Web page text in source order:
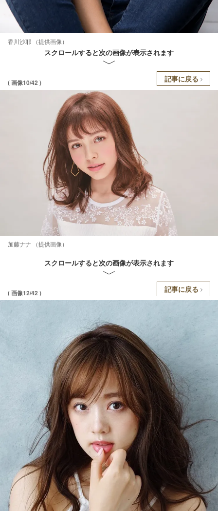
香川沙耶 （提供画像）
スクロールすると次の画像が表示されます
( 画像10/42 ) 記事に戻る
加藤ナナ （提供画像）
スクロールすると次の画像が表示されます
( 画像12/42 ) 記事に戻る